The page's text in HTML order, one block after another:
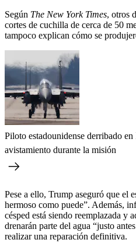
Según The New York Times, otros
cortes de cuchilla de cerca de 50
tampoco explican cómo se
Piloto estadounidense derribado
avistamiento durante la misión
Pese a ello, Trump aseguró que el
hermoso como puede”. Además,
césped está siendo reemplazada y
drenarán parte del agua “justo
realizar una reparación definitiva.